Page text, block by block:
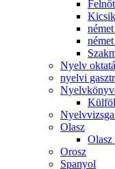
Nyelv
nyelvi
Olasz
Orosz
Spanyol